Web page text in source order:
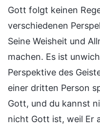
Gott folgt keinen
verschiedenen
Seine Weisheit und
machen. Es ist
Perspektive des
einer dritten Person
Gott, und du kannst
nicht Gott ist, weil Er